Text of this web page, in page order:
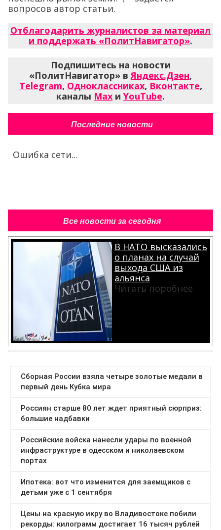
вопросов автор статьи.
Отблагодарить журналистов за материал
и поддержать «ПолитНавигатор».
Подпишитесь на новости
«ПолитНавигатор» вЯндекс.Дзен,
Telegram, Одноклассниках, Вконтакте,
каналы Max и YouTube.
Последние новости
Ошибка сети...
Все новости за сегодня
В НАТО высказались
о планах на случай
выхода США из
альянса
Читать поробнее